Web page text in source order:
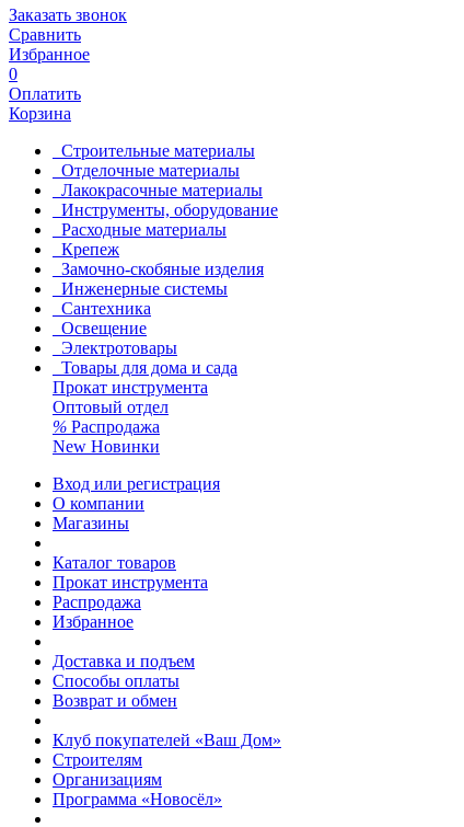
Заказать звонок
Сравнить
Избранное
0
Оплатить
Корзина
Строительные материалы
Отделочные материалы
Лакокрасочные материалы
Инструменты, оборудование
Расходные материалы
Крепеж
Замочно-скобяные изделия
Инженерные системы
Сантехника
Освещение
Электротовары
Товары для дома и сада
Прокат инструмента
Оптовый отдел
% Распродажа
New Новинки
Вход или регистрация
О компании
Магазины
Каталог товаров
Прокат инструмента
Распродажа
Избранное
Доставка и подъем
Способы оплаты
Возврат и обмен
Клуб покупателей «Ваш Дом»
Строителям
Организациям
Программа «Новосёл»